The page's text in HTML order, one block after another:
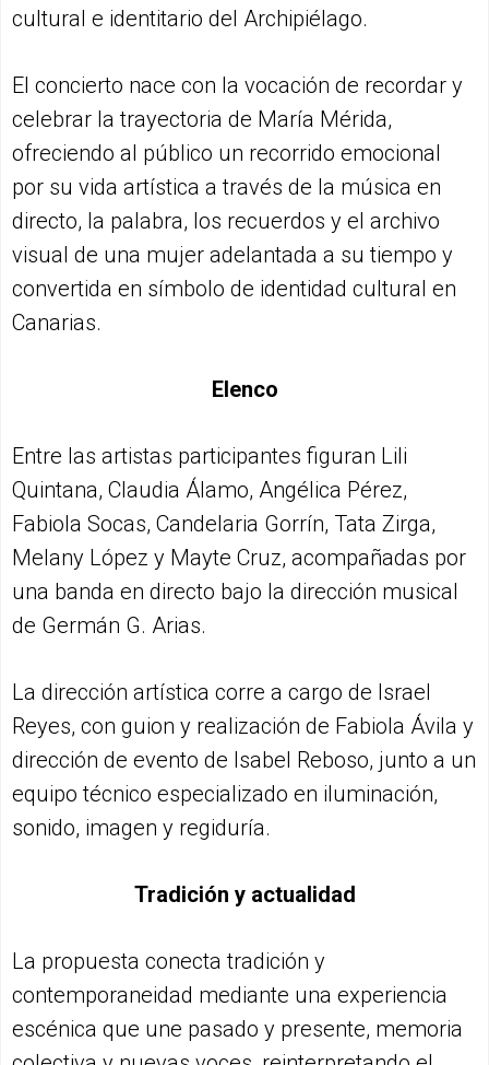
cultural e identitario del Archipiélago.
El concierto nace con la vocación de recordar y
celebrar la trayectoria de María Mérida,
ofreciendo al público un recorrido emocional
por su vida artística a través de la música en
directo, la palabra, los recuerdos y el archivo
visual de una mujer adelantada a su tiempo y
convertida en símbolo de identidad cultural en
Canarias.
Elenco
Entre las artistas participantes figuran Lili
Quintana, Claudia Álamo, Angélica Pérez,
Fabiola Socas, Candelaria Gorrín, Tata Zirga,
Melany López y Mayte Cruz, acompañadas por
una banda en directo bajo la dirección musical
de Germán G. Arias.
La dirección artística corre a cargo de Israel
Reyes, con guion y realización de Fabiola Ávila y
dirección de evento de Isabel Reboso, junto a un
equipo técnico especializado en iluminación,
sonido, imagen y regiduría.
Tradición y actualidad
La propuesta conecta tradición y
contemporaneidad mediante una experiencia
escénica que une pasado y presente, memoria